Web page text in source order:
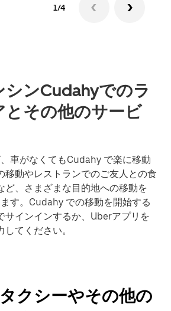
1/4
シンCudahyでのラ
とその他のサービ
車がなくてもCudahy で楽に移動
移動やレストランでのご友人との食
ど、さまざまな目的地への移動を
す。Cudahy での移動を開始する
サインインするか、Uberアプリを
てください。
クシーやその他の